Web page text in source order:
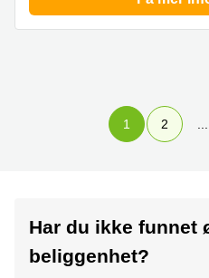
1 2
Har du ikke funnet
beliggenhet?